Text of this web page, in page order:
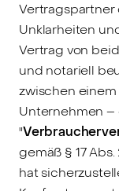
Unklarheiten
Vertrag von
und notariell
zwischen
Unternehmen
"
gemäß § 17
hat